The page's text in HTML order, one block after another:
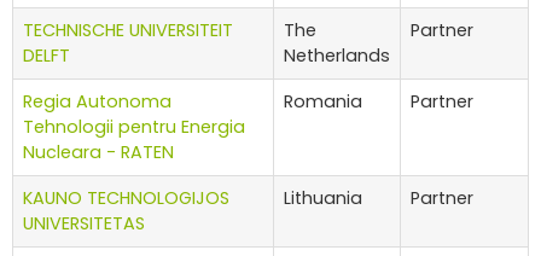
TECHNISCHE UNIVERSITEIT
DELFT
The
Netherlands
Partner
Regia Autonoma
Tehnologii pentru Energia
Nucleara - RATEN
Romania Partner
KAUNO TECHNOLOGIJOS
UNIVERSITETAS
Lithuania Partner